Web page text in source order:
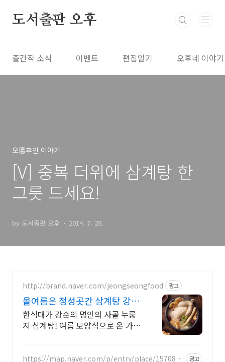
도서출판 오후
출간작 소식 이벤트 편집일기 오후네 이야기
오悳후인 이야기
[V] 중복 더위에 삼계탕 한
그릇 드세요!
by 도서출판 오후 2014. 7. 28.
http://brand.naver.com/jeongseongfood 광고
올여름은 정성곳간 삼계탕 강순
의 명인 레시피
한식대가 강순의 명인의 사골 누룽
지 삼계탕! 여름 보양식으로 온 가족
https://map.naver.com/p/entry/place/1570868
광고